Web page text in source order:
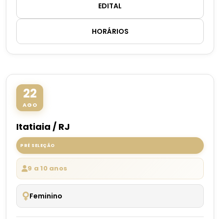
EDITAL
HORÁRIOS
22
AGO
Itatiaia / RJ
PRÉ SELEÇÃO
9 a 10 anos
Feminino